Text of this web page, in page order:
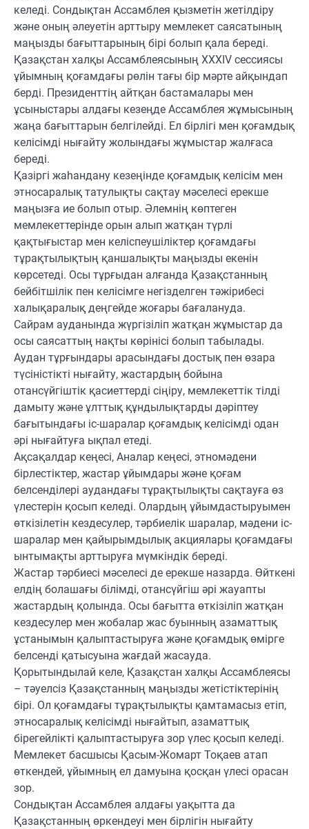
келеді. Сондықтан Ассамблея қызметін жетілдіру
және оның әлеуетін арттыру мемлекет саясатының
маңызды бағыттарының бірі болып қала береді.
Қазақстан халқы Ассамблеясының XXXIV сессиясы
ұйымның қоғамдағы рөлін тағы бір мәрте айқындап
берді. Президенттің айтқан бастамалары мен
ұсыныстары алдағы кезеңде Ассамблея жұмысының
жаңа бағыттарын белгілейді. Ел бірлігі мен қоғамдық
келісімді нығайту жолындағы жұмыстар жалғаса
береді.
Қазіргі жаһандану кезеңінде қоғамдық келісім мен
этносаралық татулықты сақтау мәселесі ерекше
маңызға ие болып отыр. Әлемнің көптеген
мемлекеттерінде орын алып жатқан түрлі
қақтығыстар мен келіспеушіліктер қоғамдағы
тұрақтылықтың қаншалықты маңызды екенін
көрсетеді. Осы тұрғыдан алғанда Қазақстанның
бейбітшілік пен келісімге негізделген тәжірибесі
халықаралық деңгейде жоғары бағалануда.
Сайрам ауданында жүргізіліп жатқан жұмыстар да
осы саясаттың нақты көрінісі болып табылады.
Аудан тұрғындары арасындағы достық пен өзара
түсіністікті нығайту, жастардың бойына
отансүйгіштік қасиеттерді сіңіру, мемлекеттік тілді
дамыту және ұлттық құндылықтарды дәріптеу
бағытындағы іс-шаралар қоғамдық келісімді одан
әрі нығайтуға ықпал етеді.
Ақсақалдар кеңесі, Аналар кеңесі, этномәдени
бірлестіктер, жастар ұйымдары және қоғам
белсенділері аудандағы тұрақтылықты сақтауға өз
үлестерін қосып келеді. Олардың ұйымдастыруымен
өткізілетін кездесулер, тәрбиелік шаралар, мәдени іс-
шаралар мен қайырымдылық акциялары қоғамдағы
ынтымақты арттыруға мүмкіндік береді.
Жастар тәрбиесі мәселесі де ерекше назарда. Өйткені
елдің болашағы білімді, отансүйгіш әрі жауапты
жастардың қолында. Осы бағытта өткізіліп жатқан
кездесулер мен жобалар жас буынның азаматтық
ұстанымын қалыптастыруға және қоғамдық өмірге
белсенді қатысуына жағдай жасауда.
Қорытындылай келе, Қазақстан халқы Ассамблеясы
– тәуелсіз Қазақстанның маңызды жетістіктерінің
бірі. Ол қоғамдағы тұрақтылықты қамтамасыз етіп,
этносаралық келісімді нығайтып, азаматтық
бірегейлікті қалыптастыруға зор үлес қосып келеді.
Мемлекет басшысы Қасым-Жомарт Тоқаев атап
өткендей, ұйымның ел дамуына қосқан үлесі орасан
зор.
Сондықтан Ассамблея алдағы уақытта да
Қазақстанның өркендеуі мен бірлігін нығайту